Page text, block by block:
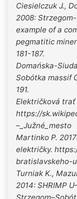
Ciesielczuk J.,
2008:
example of a
pegmatitic
181-187.
Domańska-
Sobótka massif
191.
Električková trať
https://
–_Južné_mesto
Martinko P.
električky.
bratislavskeho-
Turniak K.,
2014: SHRIMP